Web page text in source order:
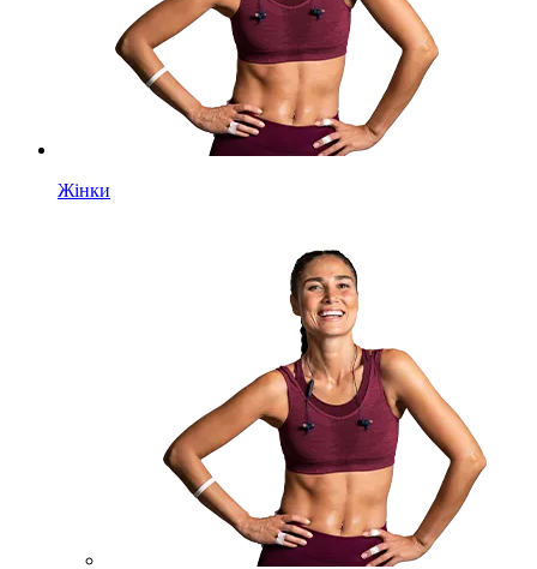
Жінки